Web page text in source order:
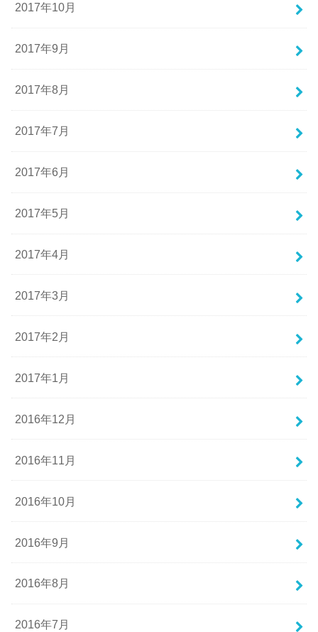
2017年10月
2017年9月
2017年8月
2017年7月
2017年6月
2017年5月
2017年4月
2017年3月
2017年2月
2017年1月
2016年12月
2016年11月
2016年10月
2016年9月
2016年8月
2016年7月